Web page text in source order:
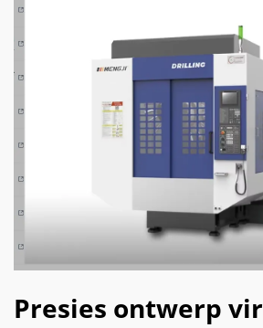
Presies ontwerp vir